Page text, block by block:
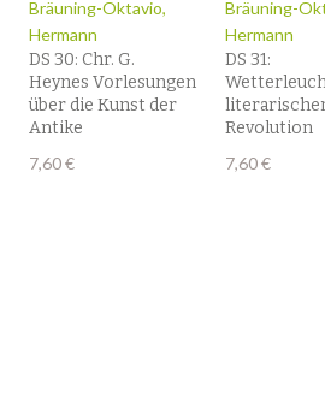
Bräuning-Oktavio,
Hermann
DS 30: Chr. G.
Heynes Vorlesungen
über die Kunst der
Antike
7,60€
Bräuning-
Hermann
DS 31:
Revolution
7,60€